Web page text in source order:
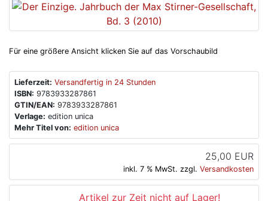
Für eine größere Ansicht klicken Sie auf das Vorschaubild
Lieferzeit: Versandfertig in 24 Stunden
ISBN: 9783933287861
GTIN/EAN: 9783933287861
Verlage: edition unica
Mehr Titel von: edition unica
25,00 EUR
inkl. 7 % MwSt. zzgl. Versandkosten
Artikel zur Zeit nicht auf Lager!